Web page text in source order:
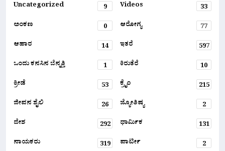
Uncategorized 9 Videos
33
ಅಂಕಣ
0 ಆರೋಗ್ಯ
77
ಆಹಾರ
14 ಇತರೆ
597
ಒಂದು ಕನಸಿನ ಬೆನ್ನತ್ತಿ
1 ಕಿರುತೆರೆ
10
ಕ್ರೀಡೆ
53 ಕ್ರೈಂ
215
ಜೀವನ ಶೈಲಿ
26 ಜ್ಯೋತಿಷ್ಯ
2
ದೇಶ
292 ಧಾರ್ಮಿಕ
131
ನಾಯಕರು
319 ಪಾರ್ಟೀ
2